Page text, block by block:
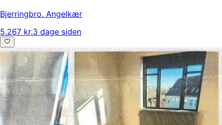
Bjerringbro, Angelkær
5.267 kr.3 dage siden